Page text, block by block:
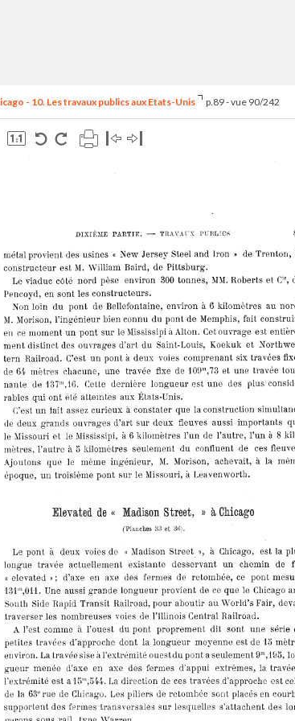
- 10. Les travaux publics aux Etats-Unis p.89 - vue 90/242